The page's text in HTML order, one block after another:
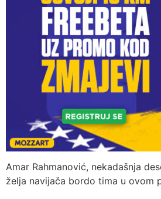
Amar Rahmanović, nekadašnja
želja navijača bordo tima u ovom